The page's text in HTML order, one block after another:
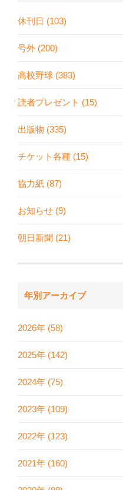
休刊日 (103)
号外 (200)
高校野球 (383)
読者プレゼント (15)
出版物 (335)
チケット各種 (15)
協力紙 (87)
お知らせ (9)
朝日新聞 (21)
年別アーカイブ
2026年 (58)
2025年 (142)
2024年 (75)
2023年 (109)
2022年 (123)
2021年 (160)